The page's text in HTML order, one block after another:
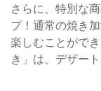
さらに、特別な
プ！通常の焼き
楽しむことがで
き」は、デザー